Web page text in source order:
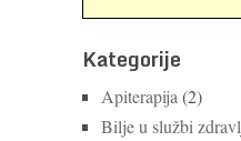
Kategorije
Apiterapija (2)
Bilje u službi